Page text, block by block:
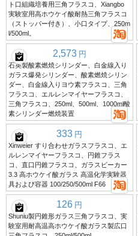
ト口組織培養用三角フラスコ、Xiangbo
実験室用高ホウケイ酸耐熱三角フラスコ
（ストッパー付き）、小口タイプ、250m
l/500ml。
2,573 円
石英製酸素燃焼シリンダー、白金線入り
ガラス爆発シリンダー、酸素燃焼シリン
ダー、白金線入りヨウ素フラスコ、三角
フラスコ、エルレンマイヤーフラスコ、
三角フラスコ、250ml、500ml、1000ml酸
素シリンダー燃焼装置
333 円
Xinweier すり合わせガラスフラスコ、エ
ルレンマイヤーフラスコ、円錐フラス
コ、直口円錐フラスコ、ガラスビーカー
3.3 高ホウケイ酸ガラス 高温化学実験器
具および容器 100/250/500ml F66
126 円
Shuniu製円錐形ガラス三角フラスコ、実
験室用耐高温高ホウケイ酸ガラス製広口